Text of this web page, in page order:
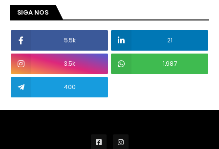
SIGA NOS
5.5k 21
3.5k 1.987
400